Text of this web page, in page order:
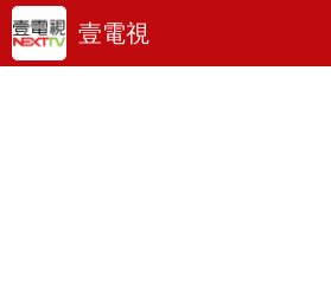
壹電視